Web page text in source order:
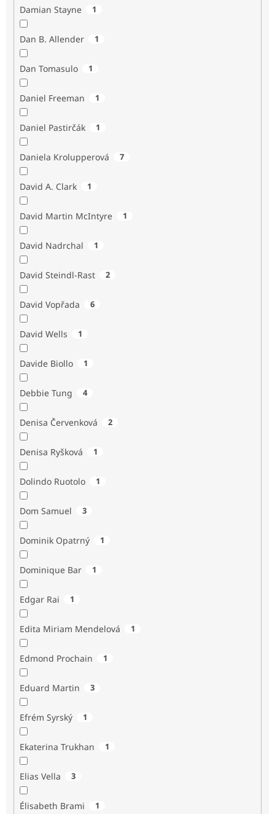
Damian Stayne 1
Dan B. Allender 1
Dan Tomasulo 1
Daniel Freeman 1
Daniel Pastirčák 1
Daniela Krolupperová 7
David A. Clark 1
David Martin McIntyre 1
David Nadrchal 1
David Steindl-Rast 2
David Vopřada 6
David Wells 1
Davide Biollo 1
Debbie Tung 4
Denisa Červenková 2
Denisa Ryšková 1
Dolindo Ruotolo 1
Dom Samuel 3
Dominik Opatrný 1
Dominique Bar 1
Edgar Rai 1
Edita Miriam Mendelová 1
Edmond Prochain 1
Eduard Martin 3
Efrém Syrský 1
Ekaterina Trukhan 1
Elias Vella 3
Élisabeth Brami 1